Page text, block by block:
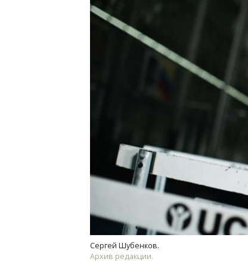
Сергей Шубенков.
Архив редакции.